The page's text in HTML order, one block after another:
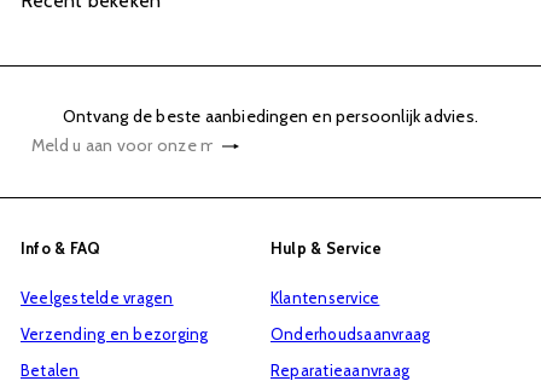
Ontvang de beste aanbiedingen en persoonlijk advies.
Abonneren
Meld
voor
mailinglijst
Info & FAQ
Veelgestelde vragen
Verzending en bezorging
Betalen
Hulp & Service
Klantenservice
Onderhoudsaanvraag
Reparatieaanvraag